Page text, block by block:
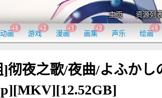
主页 资源列
动画
+8
游戏
+2
漫画
+1
画集
+2
声乐 绘画
+6
彻夜之歌/夜曲/よふかし